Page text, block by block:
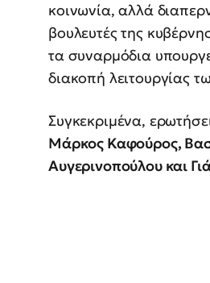
κοινωνία, αλλά
βουλευτές της
τα συναρμόδια
διακοπή λειτουργίας
Συγκεκριμένα,
Μάρκος Καφούρος,
Αυγερινοπούλου και